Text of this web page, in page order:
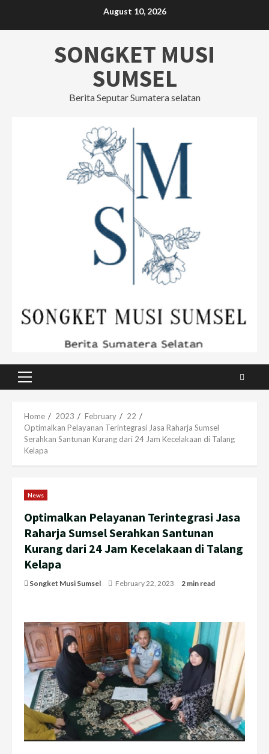
August 10, 2026
SONGKET MUSI
SUMSEL
Berita Seputar Sumatera selatan
Primary
Home 2023 February
22
Optimalkan Pelayanan Terintegrasi Jasa Raharja Sumsel
Serahkan Santunan Kurang dari 24 Jam Kecelakaan di Talang
Kelapa
News
Optimalkan Pelayanan Terintegrasi Jasa
Raharja Sumsel Serahkan Santunan
Kurang dari 24 Jam Kecelakaan di Talang
Kelapa
Songket Musi Sumsel February 22, 2023 2 min read